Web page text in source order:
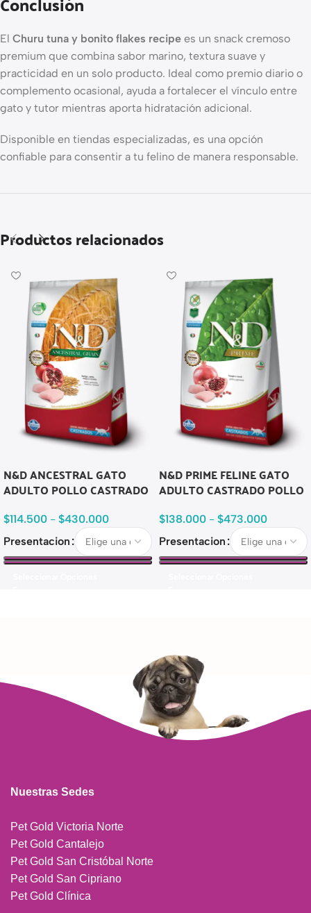
El Churu tuna y bonito flakes recipe es un snack cremoso
premium que combina sabor marino, textura suave y
practicidad en un solo producto. Ideal como premio diario o
complemento ocasional, ayuda a fortalecer el vínculo entre
gato y tutor mientras aporta hidratación adicional.
Disponible en tiendas especializadas, es una opción
confiable para consentir a tu felino de manera responsable.
Productos relacionados
N&D ANCESTRAL GATO
ADULTO POLLO CASTRADO
$114.500 - $430.000
Presentacion
N&D PRIME FELINE GATO
ADULTO CASTRADO POLLO
$138.000 - $473.000
Presentacion
Nuestras Sedes
Pet Gold Victoria Norte
Pet Gold Cantalejo
Pet Gold San Cristóbal Norte
Pet Gold San Cipriano
Pet Gold Clínica